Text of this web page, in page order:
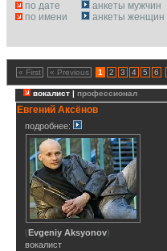
по дате
по имени
анкеты мужчин
анкеты женщин
« First « Previous 1 2 3 4 5 6
вокалист | профессионал
Евгений Аксёнов
подробнее:
(Evgeniy Aksyonov)
вокалист